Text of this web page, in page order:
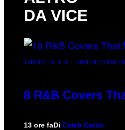
DA VICE
(PHOTO BY EBET ROBERTS/
8 R&B Covers
13 ore faDi Caleb Catlin